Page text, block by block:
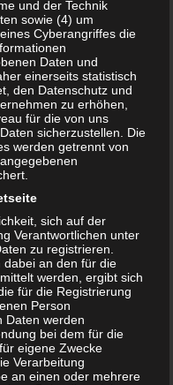
was ist gut für mich?
und der Technik
sowie (4) um
Cyberangriffes die
Daten und
einerseits statistisch
den Datenschutz und
zu erhöhen,
für die von uns
sicherzustellen. Die
werden getrennt von
sich auf der
Verantwortlichen unter
zu registrieren.
dabei an den für die
werden, ergibt sich
für die Registrierung
Person
Daten werden
bei dem für die
eigene Zwecke
Verarbeitung
an einen oder mehrere